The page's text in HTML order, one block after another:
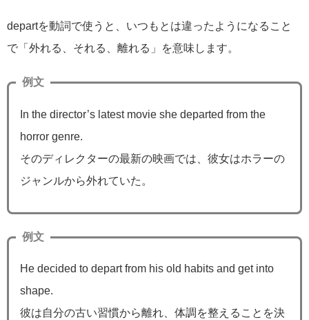
departを動詞で使うと、いつもとは違ったようになること
で「外れる、それる、離れる」を意味します。
例文
In the director’s latest movie she departed from the
horror genre.
そのディレクターの最新の映画では、彼女はホラーの
ジャンルから外れていた。
例文
He decided to depart from his old habits and get into
shape.
彼は自分の古い習慣から離れ、体調を整えることを決